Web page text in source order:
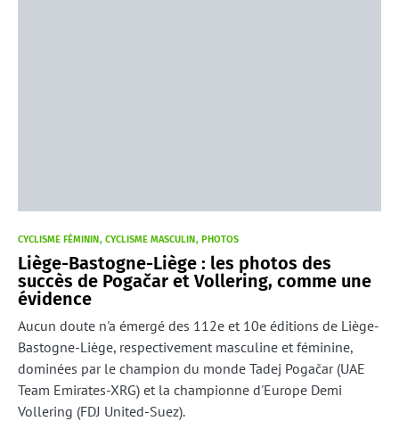
CYCLISME FÉMININ CYCLISME MASCULIN PHOTOS
Liège-Bastogne-Liège : les photos des
succès de Pogačar et Vollering, comme une
évidence
Aucun doute n'a émergé des 112e et 10e éditions de Liège-
Bastogne-Liège, respectivement masculine et féminine,
dominées par le champion du monde Tadej Pogačar (UAE
Team Emirates-XRG) et la championne d'Europe Demi
Vollering (FDJ United-Suez).